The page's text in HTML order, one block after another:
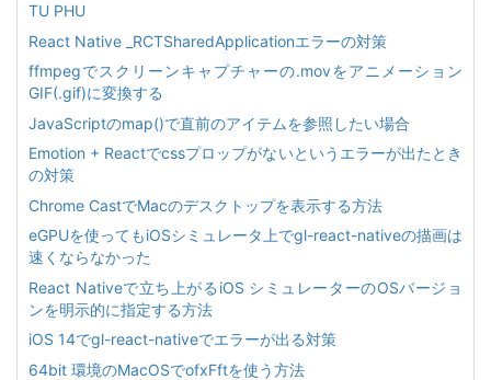
TU PHU
React Native _RCTSharedApplicationエラーの対策
ffmpegでスクリーンキャプチャーの.movをアニメーション
GIF(.gif)に変換する
JavaScriptのmap()で直前のアイテムを参照したい場合
Emotion + Reactでcssプロップがないというエラーが出たとき
の対策
Chrome CastでMacのデスクトップを表示する方法
eGPUを使ってもiOSシミュレータ上でgl-react-nativeの描画は
速くならなかった
React Nativeで立ち上がるiOS シミュレーターのOSバージョ
ンを明示的に指定する方法
iOS 14でgl-react-nativeでエラーが出る対策
64bit 環境のMacOSでofxFftを使う方法